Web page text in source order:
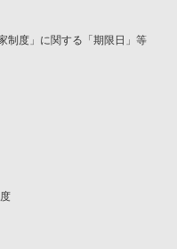
制度」に関する「期限日」等